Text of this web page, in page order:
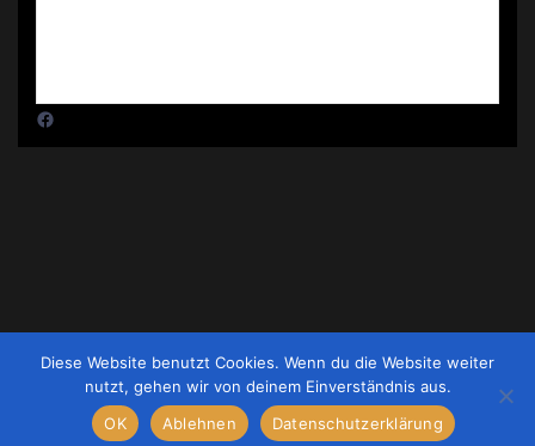
Impressum |Datenschutz
Diese Website benutzt Cookies. Wenn du die Website weiter
nutzt, gehen wir von deinem Einverständnis aus.
OK
Ablehnen Datenschutzerklärung